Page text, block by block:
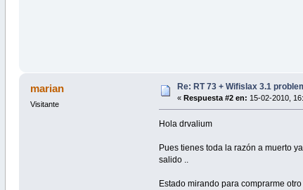
marian
Visitante
Re: RT 73 + Wifislax 3.1
« Respuesta #2 en: 15-02-2010,
Hola drvalium
Pues tienes toda la razón a muerto
salido ..
Estado mirando para comprarme